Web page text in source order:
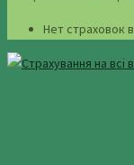
Нет страховок